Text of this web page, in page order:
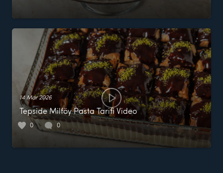
14 Mar 2026
Tepside Milföy Pasta Tarifi Video
0 0